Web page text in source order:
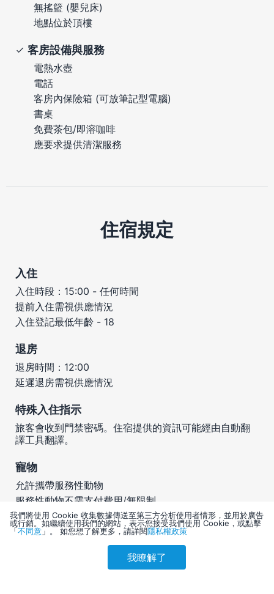
刷卡優惠 會員訂購
無搖籃 (嬰兒床)
地點位於頂樓
客房設備與服務
電熱水壺
電話
客房內保險箱 (可放筆記型電腦)
書桌
免費茶包/即溶咖啡
應要求提供清潔服務
住宿規定
入住
入住時段：15:00 - 任何時間
提前入住需視供應情況
入住登記最低年齡 - 18
退房
退房時間：12:00
延遲退房需視供應情況
特殊入住指示
旅客會收到門禁密碼。住宿提供的資訊可能經由自動翻
譯工具翻譯。
寵物
允許攜帶服務性動物
服務性動物不需支付費用/無限制
可攜帶寵物
此住宿接受的付款方式
我們將使用 Cookie 收集數據傳送至第三方分析使用者情形，並用於廣告
或行銷。如繼續使用我們的網站，表示您接受我們使用 Cookie，或點擊
「不同意 」。 如您想了解更多，請詳閱隱私權政策
我瞭解了